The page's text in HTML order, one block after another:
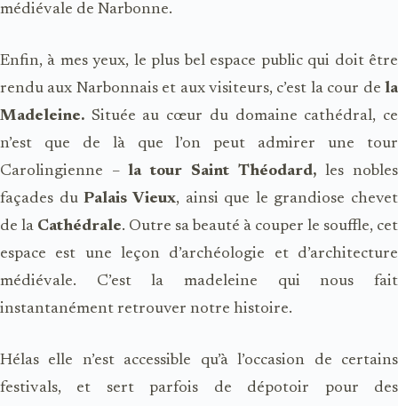
médiévale de Narbonne.
Enfin, à mes yeux, le plus bel espace public qui doit être
rendu aux Narbonnais et aux visiteurs, c’est la cour de la
Madeleine. Située au cœur du domaine cathédral, ce
n’est que de là que l’on peut admirer une tour
Carolingienne – la tour Saint Théodard, les nobles
façades duPalais Vieux, ainsi que le grandiose chevet
de la Cathédrale. Outre sa beauté à couper le souffle, cet
espace est une leçon d’archéologie et d’architecture
médiévale. C’est la madeleine qui nous fait
instantanément retrouver notre histoire.
Hélas elle n’est accessible qu’à l’occasion de certains
festivals, et sert parfois de dépotoir pour des